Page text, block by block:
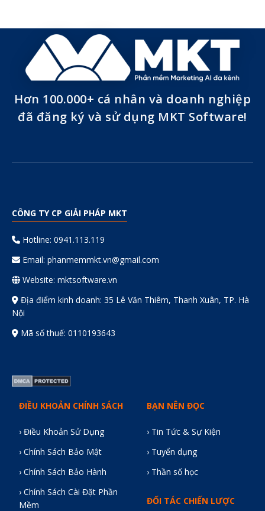
Hơn 100.000+ cá nhân và doanh nghiệp
đã đăng ký và sử dụng MKT Software!
CÔNG TY CP GIẢI PHÁP MKT
Hotline: 0941.113.119
Email: phanmemmkt.vn@gmail.com
Website: mktsoftware.vn
Địa điểm kinh doanh: 35 Lê Văn Thiêm, Thanh Xuân, TP. Hà
Nội
Mã số thuế: 0110193643
ĐIỀU KHOẢN CHÍNH SÁCH
› Điều Khoản Sử Dụng
› Chính Sách Bảo Mật
› Chính Sách Bảo Hành
› Chính Sách Cài Đặt Phần
Mềm
BẠN NÊN ĐỌC
› Tin Tức & Sự Kiện
› Tuyển dụng
› Thần số học
ĐỐI TÁC CHIẾN LƯỢC